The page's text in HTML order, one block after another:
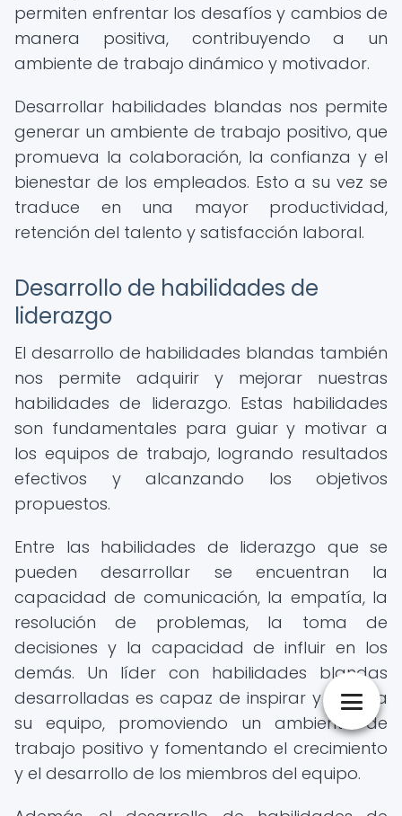
permiten enfrentar los desafíos y cambios de
manera positiva, contribuyendo a un
ambiente de trabajo dinámico y motivador.
Desarrollar habilidades blandas nos permite
generar un ambiente de trabajo positivo, que
promueva la colaboración, la confianza y el
bienestar de los empleados. Esto a su vez se
traduce en una mayor productividad,
retención del talento y satisfacción laboral.
Desarrollo de habilidades de
liderazgo
El desarrollo de habilidades blandas también
nos permite adquirir y mejorar nuestras
habilidades de liderazgo. Estas habilidades
son fundamentales para guiar y motivar a
los equipos de trabajo, logrando resultados
efectivos y alcanzando los objetivos
propuestos.
Entre las habilidades de liderazgo que se
pueden desarrollar se encuentran la
capacidad de comunicación, la empatía, la
resolución de problemas, la toma de
decisiones y la capacidad de influir en los
demás. Un líder con habilidades blandas
desarrolladas es capaz de inspirar y guiar a
su equipo, promoviendo un ambiente de
trabajo positivo y fomentando el crecimiento
y el desarrollo de los miembros del equipo.